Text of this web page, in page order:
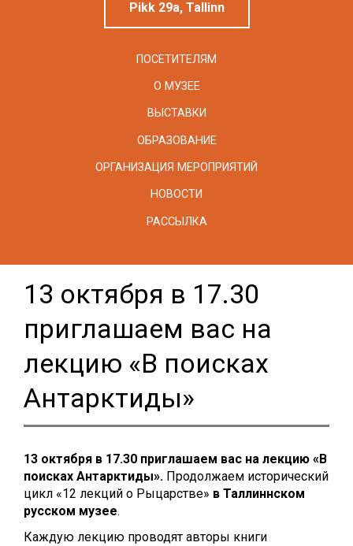
Pikk 29a, Tallinn
ПОСЕТИТЕЛЯМ
О МУЗЕЕ
ВЫСТАВКИ
ОБРАЗОВАНИЕ
ОРГАНИЗАЦИЯ МЕРОПРИЯТИЙ
НОВОСТИ
РАССЫЛКА
13 октября в 17.30
приглашаем вас на
лекцию «В поисках
Антарктиды»
13 октября в 17.30 приглашаем вас на лекцию «В
поисках Антарктиды». Продолжаем исторический
цикл «12 лекций о Pыцарстве» в Таллиннском
русском музее.
Каждую лекцию проводят авторы книги